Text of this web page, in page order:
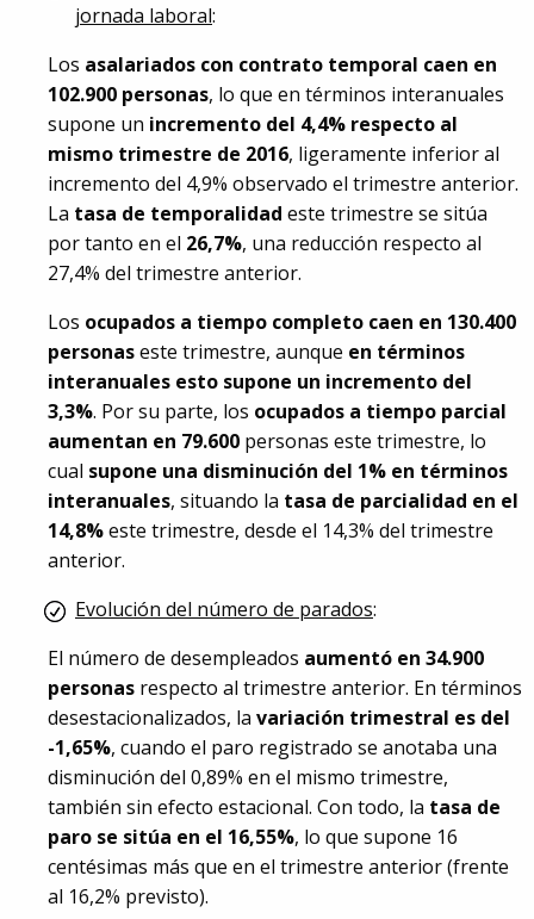
jornada laboral:
Los asalariados con contrato temporal caen en
102.900 personas, lo que en términos interanuales
supone un incremento del 4,4% respecto al
mismo trimestre de 2016, ligeramente inferior al
incremento del 4,9% observado el trimestre anterior.
La tasa de temporalidad este trimestre se sitúa
por tanto en el 26,7%, una reducción respecto al
27,4% del trimestre anterior.
Los ocupados a tiempo completo caen en 130.400
personaseste trimestre, aunque en términos
interanuales esto supone un incremento del
3,3%. Por su parte, los ocupados a tiempo parcial
aumentan en 79.600 personas este trimestre, lo
cual supone una disminución del 1% en términos
interanuales, situando la tasa de parcialidad en el
14,8%este trimestre, desde el 14,3% del trimestre
anterior.
Evolución del número de parados:
El número de desempleados aumentó en 34.900
personas respecto al trimestre anterior. En términos
desestacionalizados, la variación trimestral es del
-1,65%, cuando el paro registrado se anotaba una
disminución del 0,89% en el mismo trimestre,
también sin efecto estacional. Con todo, la tasa de
paro se sitúa en el 16,55%, lo que supone 16
centésimas más que en el trimestre anterior (frente
al 16,2% previsto).